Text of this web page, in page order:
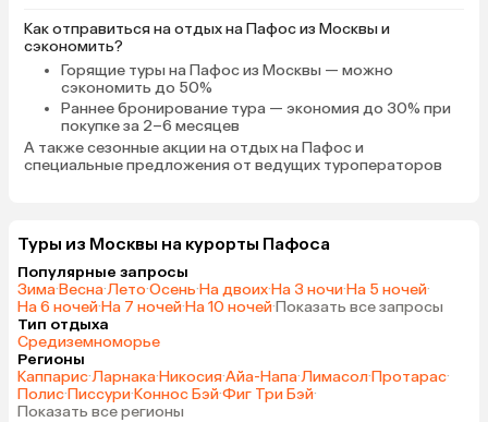
Как отправиться на отдых на Пафос из Москвы и
сэкономить?
Горящие туры на Пафосиз Москвы — можно
сэкономить до 50%
Раннее бронирование тура — экономия до 30% при
покупке за 2–6 месяцев
А такжесезонные акции на отдых на Пафоси
специальные предложения от ведущих туроператоров
Туры из Москвы на курорты Пафоса
Популярные запросы
Зима·Весна·Лето·Осень·На двоих·На 3 ночи·На 5 ночей·
На 6 ночей·На 7 ночей·На 10 ночей·Показать все запросы
Тип отдыха
Средиземноморье
Регионы
Каппарис·Ларнака·Никосия·Айа-Напа·Лимасол·Протарас·
Полис·Писсури·Коннос Бэй·Фиг Три Бэй·
Показать все регионы